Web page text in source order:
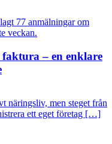
77 anmälningar om
veckan.
– en enklare
näringsliv, men steget från
ett eget företag […]